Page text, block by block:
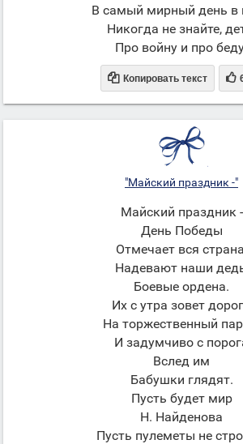
В самый мирный день в
Никогда не знайте,
Про войну и про
 Копировать текст 
"Майский праздник -"
Майский праздник -
День Победы
Отмечает вся
Надевают наши
Боевые ордена.
Их с утра зовет
На торжественный
И задумчиво с
Вслед им
Бабушки глядят.
Пусть будет мир
Н. Найденова
Пусть пулеметы не